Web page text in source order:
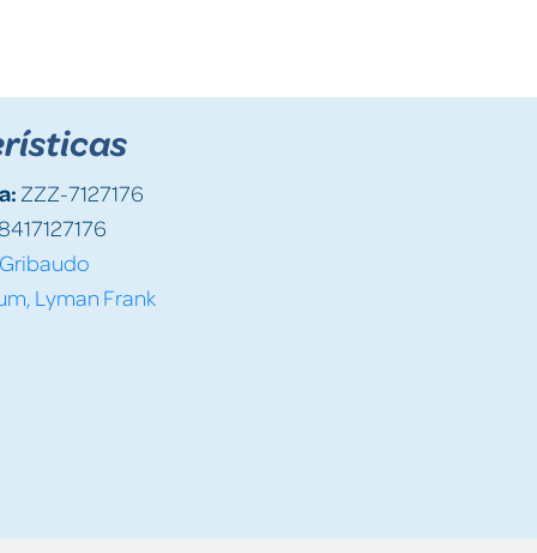
ZZZ-7127176
Gribaudo
Lyman Frank